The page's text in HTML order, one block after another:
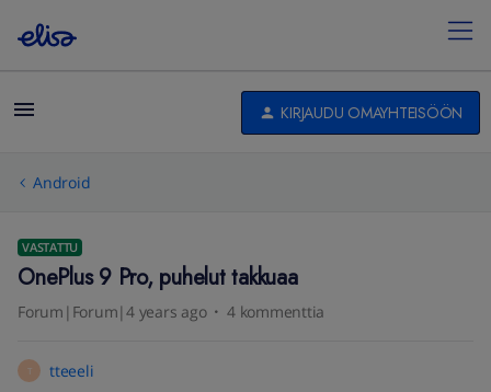
KIRJAUDU OMAYHTEISÖÖN
Android
VASTATTU
OnePlus 9 Pro, puhelut takkuaa
Forum|Forum|4 years ago 4 kommenttia
T tteeeli